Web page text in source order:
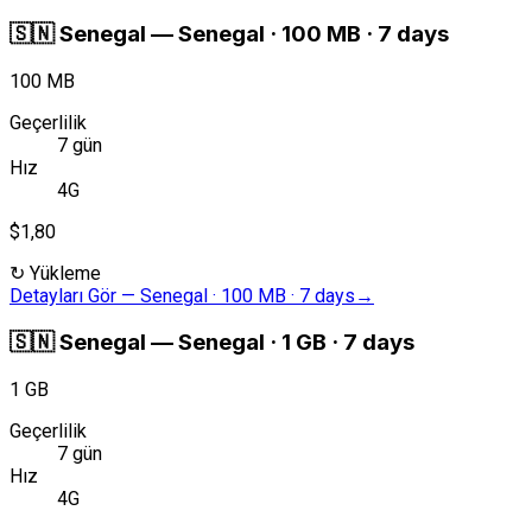
🇸🇳Senegal —Senegal · 100 MB · 7 days
100 MB
Geçerlilik
7 gün
Hız
4G
$1,80
↻ Yükleme
Detayları Gör — Senegal · 100 MB · 7 days →
🇸🇳Senegal —Senegal · 1 GB · 7 days
1 GB
Geçerlilik
7 gün
Hız
4G